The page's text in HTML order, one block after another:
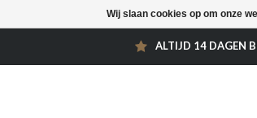
ALTIJD 14 DAGEN
Wij slaan cookies op om onze